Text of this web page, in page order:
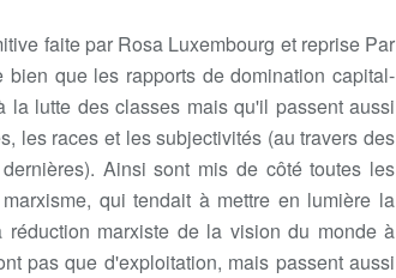
faite par Rosa Luxembourg et reprise Par
que les rapports de domination capital-
lutte des classes mais qu'il passent aussi
les races et les subjectivités (au travers des
Ainsi sont mis de côté toutes les
qui tendait à mettre en lumière la
marxiste de la vision du monde à
pas que d'exploitation, mais passent aussi